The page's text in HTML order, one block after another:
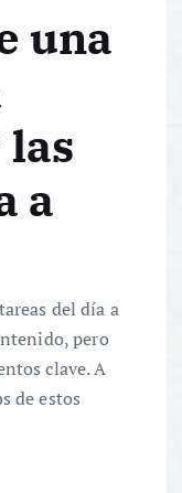
una
a
del día a
pero
clave. A
de estos